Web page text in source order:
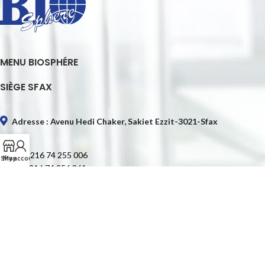
MENU BIOSPHÉRE
SIÈGE SFAX
Adresse : Avenu Hedi Chaker, Sakiet Ezzit-3021-Sfax
Tél. : +216 74 255 006
Fax : +216 74 256 361
Shop
My account